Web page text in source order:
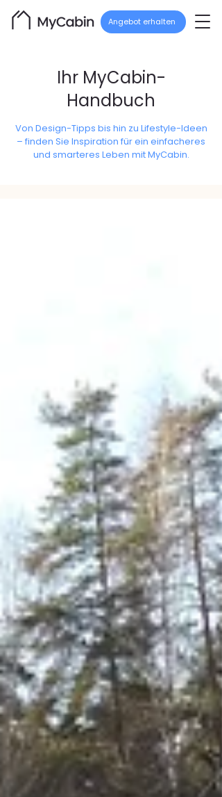
Angebot erhalten
Ihr MyCabin-
Handbuch
Von Design-Tipps bis hin zu Lifestyle-Ideen
– finden Sie Inspiration für ein einfacheres
und smarteres Leben mit MyCabin.